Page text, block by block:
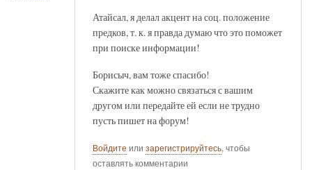
Атайсал, я делал акцент на соц. положение
предков, т. к. я правда думаю что это поможет
при поиске информации!
Борисыч, вам тоже спасибо!
Скажите как можно связаться с вашим
другом или передайте ей если не трудно
пусть пишет на форум!
Войдите или зарегистрируйтесь, чтобы
оставлять комментарии